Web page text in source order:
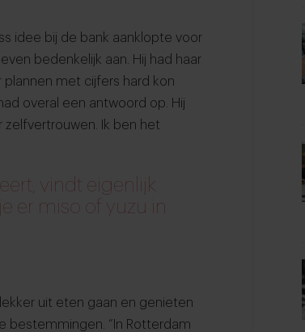
idee bij de bank aanklopte voor
bedenkelijk aan. Hij had haar
met cijfers hard kon
overal een antwoord op. Hij
Ik ben het
vindt eigenlijk
er miso of yuzu in
uit eten gaan en genieten
bestemmingen. “In Rotterdam